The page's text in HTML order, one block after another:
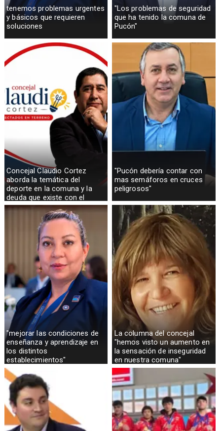
tenemos problemas urgentes
y básicos que requieren
soluciones
"Los problemas de seguridad
que ha tenido la comuna de
Pucón"
Concejal Claudio Cortez
aborda la temática del
deporte en la comuna y la
deuda que existe con el
sector rural
"Pucón debería contar con
mas semáforos en cruces
peligrosos"
"mejorar las condiciones de
enseñanza y aprendizaje en
los distintos
establecimientos"
La columna del concejal
"hemos visto un aumento en
la sensación de inseguridad
en nuestra comuna"